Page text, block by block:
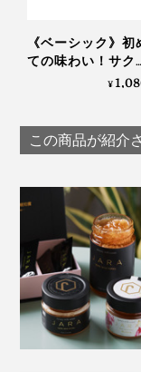
味ドレッシング
《ベーシック》初
ての味わい！サクサ
クのアーモンド粒
をグンとおいしく
る「食べる調味料
アーモンド
¥
この商品が紹介